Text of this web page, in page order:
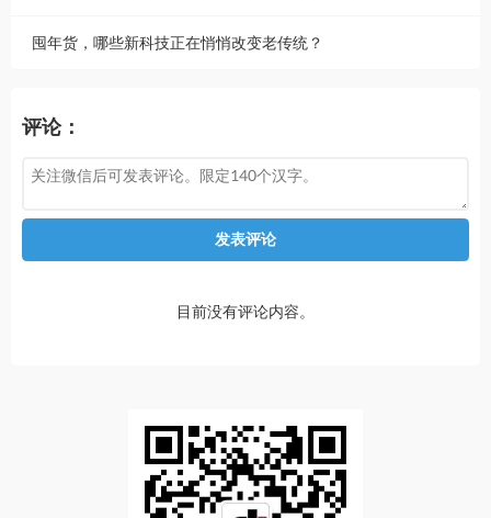
囤年货，哪些新科技正在悄悄改变老传统？
评论：
发表评论
目前没有评论内容。